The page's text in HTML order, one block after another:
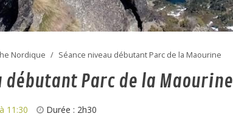
Nordique / Séance niveau débutant Parc de la Maourine
débutant Parc de la Maourine
à 11:30 Durée : 2h30